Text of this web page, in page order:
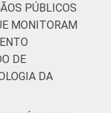
PÚBLICOS
MONITORAM
DE
DA